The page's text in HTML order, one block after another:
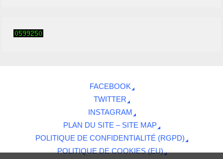
FACEBOOK
TWITTER
INSTAGRAM
PLAN DU SITE – SITE MAP
POLITIQUE DE CONFIDENTIALITÉ (RGPD)
POLITIQUE DE COOKIES (EU)